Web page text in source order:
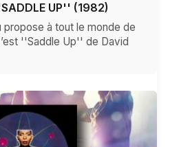
UP'' (1982)
propose à tout le monde de
''Saddle Up'' de David